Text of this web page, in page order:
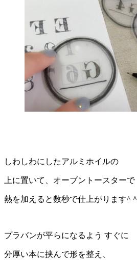
しわしわにしたアルミホイルの
上に置いて、オーブントースターで
熱を加えると数秒で仕上がります^＾
プラバンが平らになるよう すぐに
分厚い本に挟んで形を整え、